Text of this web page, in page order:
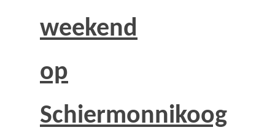
weekend
op
Schiermonnikoog